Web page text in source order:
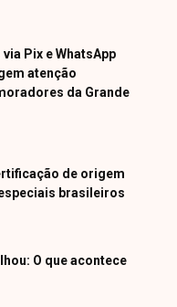
Pix e WhatsApp
atenção
da Grande
de origem
brasileiros
O que acontece